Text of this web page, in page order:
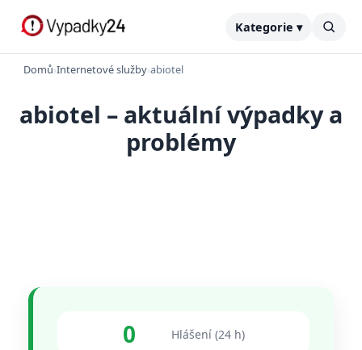
Kategorie ▾
Domů›Internetové služby›abiotel
abiotel – aktuální výpadky a
problémy
0 Hlášení (24 h)